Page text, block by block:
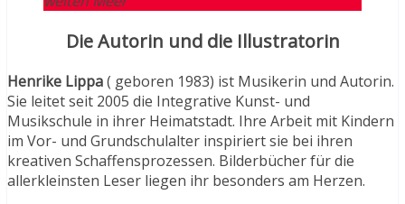
Die Autorin und die Illustratorin
Henrike Lippa( geboren 1983) ist Musikerin und Autorin.
Sie leitet seit 2005 die Integrative Kunst- und
Musikschule in ihrer Heimatstadt. Ihre Arbeit mit Kindern
im Vor- und Grundschulalter inspiriert sie bei ihren
kreativen Schaffensprozessen. Bilderbücher für die
allerkleinsten Leser liegen ihr besonders am Herzen.